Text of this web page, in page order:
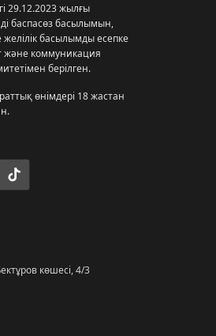
29.12.2023 жылғы
баспасөз басылымын,
желілік басылымды есепке
және коммуникация
берілген.
өнімдері 18 жастан
көшесі, 4/3